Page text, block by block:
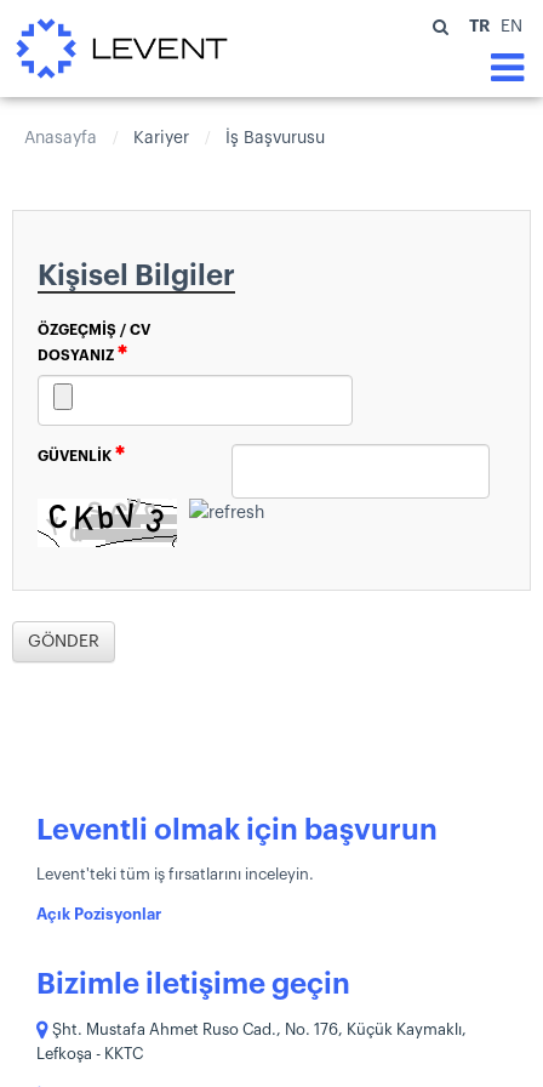
TR EN
Anasayfa / Kariyer / İş Başvurusu
Kişisel Bilgiler
ÖZGEÇMIŞ / CV
DOSYANIZ
GÜVENLIK
Leventli olmak için başvurun
Levent'teki tüm iş fırsatlarını inceleyin.
Açık Pozisyonlar
Bizimle iletişime geçin
Şht. Mustafa Ahmet Ruso Cad., No. 176, Küçük Kaymaklı,
Lefkoşa - KKTC